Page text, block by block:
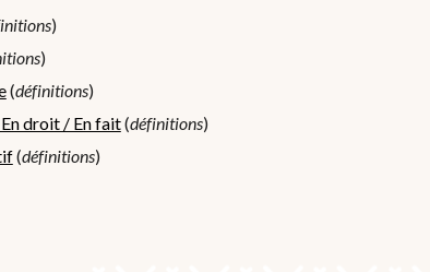
)
)
(définitions)
droit / En fait (définitions)
(définitions)